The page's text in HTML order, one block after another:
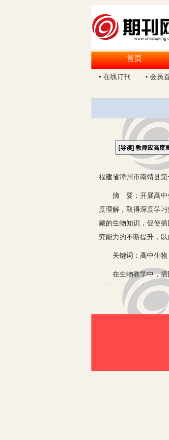
首页
• 在线订刊
• 会员
[导读]教师应高度
福建省漳州市南靖县
摘 要：开展高中生
度理解，取得深度学
藏的生物知识，促使
究能力的不断提升，以
关键词：高中生
在生物教学中，插
对插图资源的应用，
一、生物教材插图
高中生物教材中的
模块的知识体系与能
相对其他教材明显更
期教学效果更好实现